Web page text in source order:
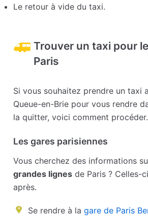
Le retour à vide du taxi.
Trouver un taxi pour
Paris
Si vous souhaitez prendre un taxi
Queue-en-Brie pour vous rendre
la quitter, voici comment procéder.
Les gares parisiennes
Vous cherchez des informations
grandes lignes de Paris ? Celles-
après.
Se rendre à la gare de Paris